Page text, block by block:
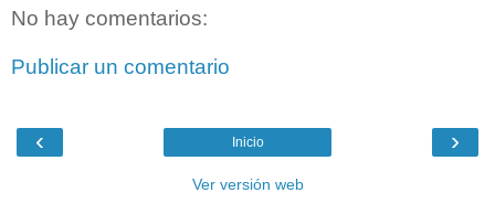
No hay comentarios:
Publicar un comentario
‹ ›
Inicio
Ver versión web